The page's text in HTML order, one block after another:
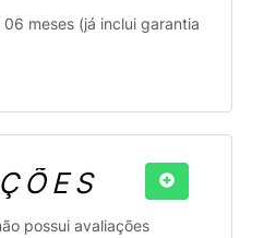
06 meses (já inclui garantia
possui avaliações